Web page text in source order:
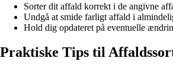
Sorter dit affald korrekt i de angivne
Undgå at smide farligt affald i
Hold dig opdateret på eventuelle
Praktiske Tips til